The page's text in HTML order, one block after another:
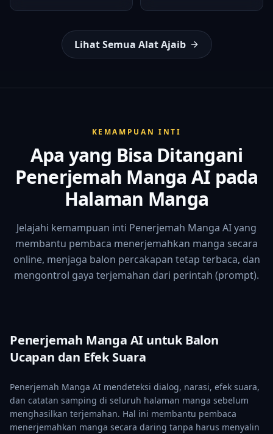
Lihat Semua Alat Ajaib
KEMAMPUAN INTI
Apa yang Bisa Ditangani
Penerjemah Manga AI pada
Halaman Manga
Jelajahi kemampuan inti Penerjemah Manga AI yang
membantu pembaca menerjemahkan manga secara
online, menjaga balon percakapan tetap terbaca, dan
mengontrol gaya terjemahan dari perintah (prompt).
Penerjemah Manga AI untuk Balon
Ucapan dan Efek Suara
Penerjemah Manga AI mendeteksi dialog, narasi, efek suara,
dan catatan samping di seluruh halaman manga sebelum
menghasilkan terjemahan. Hal ini membantu pembaca
menerjemahkan manga secara daring tanpa harus menyalin